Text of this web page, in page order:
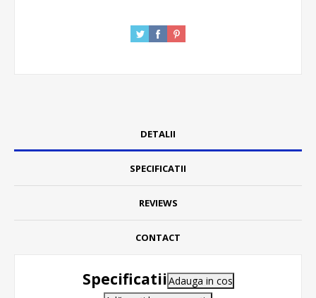
DETALII
SPECIFICATII
REVIEWS
CONTACT
SpecificatiiAdauga in cos